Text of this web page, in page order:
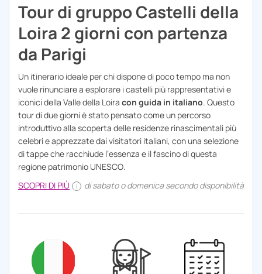
Tour di gruppo Castelli della
Loira 2 giorni con partenza
da Parigi
Un itinerario ideale per chi dispone di poco tempo ma non
vuole rinunciare a esplorare i castelli più rappresentativi e
iconici della Valle della Loira con guida in italiano. Questo
tour di due giorni è stato pensato come un percorso
introduttivo alla scoperta delle residenze rinascimentali più
celebri e apprezzate dai visitatori italiani, con una selezione
di tappe che racchiude l’essenza e il fascino di questa
regione patrimonio UNESCO.
SCOPRI DI PIÙ
i di sabato o domenica secondo disponibilità